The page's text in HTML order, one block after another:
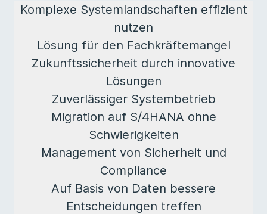
Komplexe Systemlandschaften effizient
nutzen
Lösung für den Fachkräftemangel
Zukunftssicherheit durch innovative
Lösungen
Zuverlässiger Systembetrieb
Migration auf S/4HANA ohne
Schwierigkeiten
Management von Sicherheit und
Compliance
Auf Basis von Daten bessere
Entscheidungen treffen